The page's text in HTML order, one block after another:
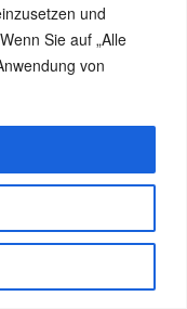
und
Sie auf „Alle
von